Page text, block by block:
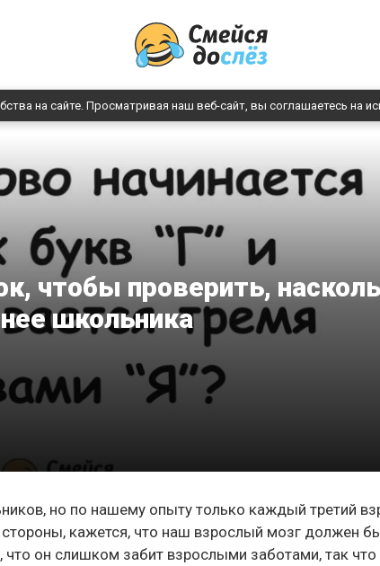
на сайте. Просматривая наш веб-сайт, вы соглашаетесь на
чтобы проверить,
школьника
но по нашему опыту только каждый третий
кажется, что наш взрослый мозг должен
он слишком забит взрослыми заботами, так что